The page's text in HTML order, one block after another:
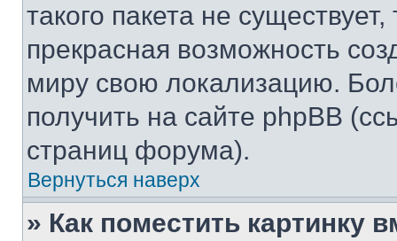
такого пакета не
прекрасная возможность
миру свою локализацию.
получить на сайте phpBB
страниц форума).
Вернуться наверх
» Как поместить картинку